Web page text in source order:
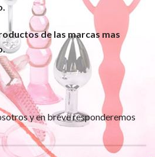
de las marcas mas
y en breve responderemos